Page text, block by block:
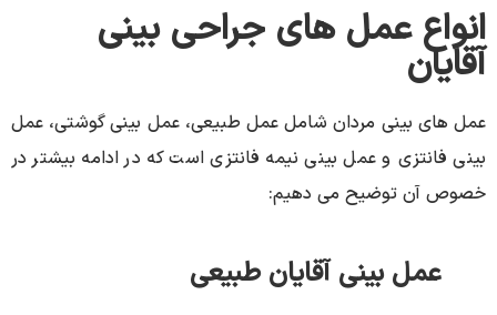
انواع عمل های جراحی بینی
آقایان
عمل های بینی مردان شامل عمل طبیعی، عمل بینی گوشتی، عمل
بینی فانتزی و عمل بینی نیمه فانتزی است که در ادامه بیشتر در
خصوص آن توضیح می دهیم:
عمل بینی آقایان طبیعی